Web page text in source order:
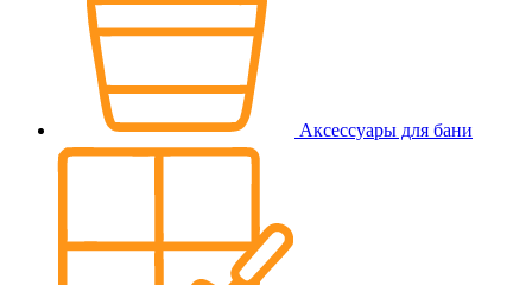
Аксессуары для бани